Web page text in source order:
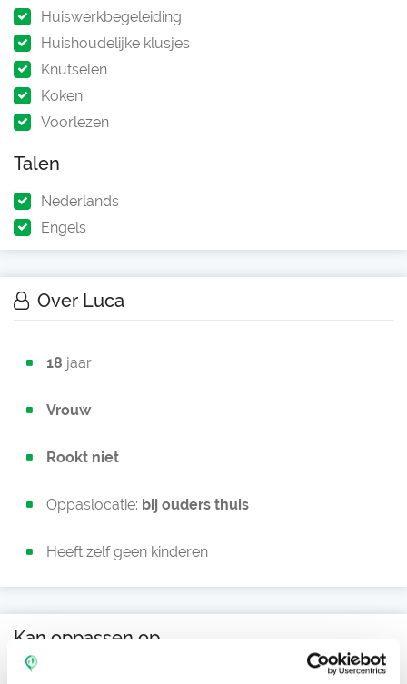
Huiswerkbegeleiding
Huishoudelijke klusjes
Knutselen
Koken
Voorlezen
Talen
Nederlands
Engels
Over Luca
18 jaar
Vrouw
Rookt niet
Oppaslocatie: bij ouders thuis
Heeft zelf geen kinderen
Kan oppassen op
Za Zo